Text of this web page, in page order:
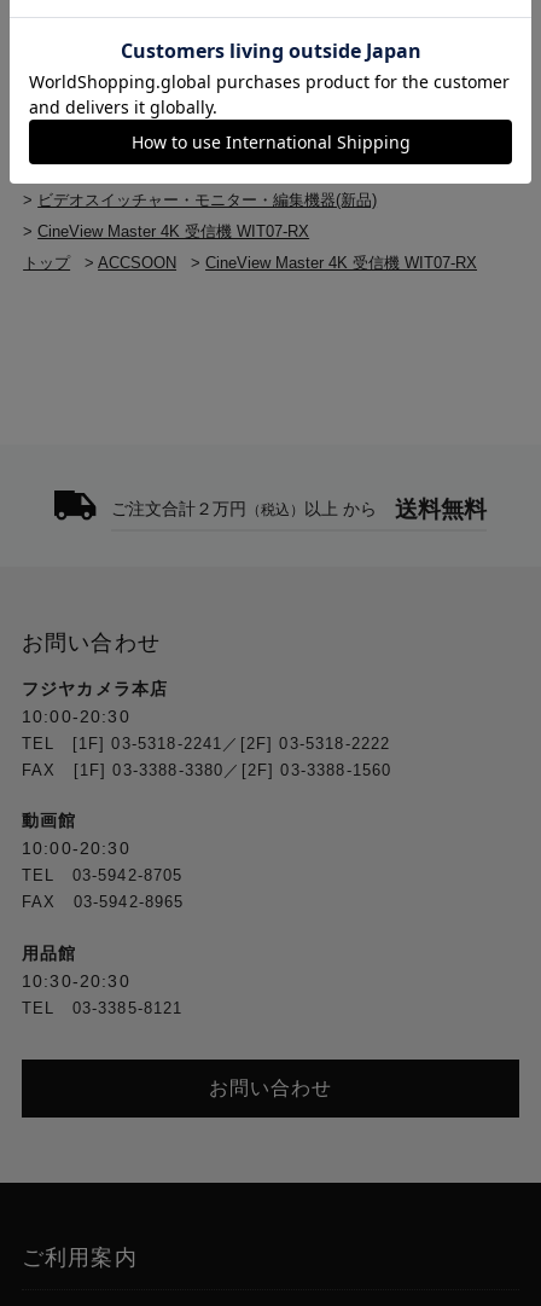
4K 60 < 35ms
※カメラ側のレイテンシを考慮せず
送信距離
2.5km以下(障害物のない見通しの良い環境で)
動作温度
-10～40℃
ビデオスイッチャー・モニター・編集機器
>ワイヤレス伝送システム・延長器
>ワイヤレス伝送システム・延長器(新品)
CineView Master 4K 受信機 WIT07-RX
トップ
>ビデオスイッチャー・モニター・編集機器
> ビデオスイッチャー・モニター・編集機器(新品)
>CineView Master 4K 受信機 WIT07-RX
トップ
>ACCSOON >CineView Master 4K 受信機 WIT07-RX
ご注文合計２万円 （税込） 以上 から 送料無料
お問い合わせ
フジヤカメラ本店
10:00-20:30
TEL [1F] 03-5318-2241／[2F] 03-5318-2222
FAX [1F] 03-3388-3380／[2F] 03-3388-1560
動画館
10:00-20:30
TEL 03-5942-8705
FAX 03-5942-8965
用品館
10:30-20:30
TEL 03-3385-8121
お問い合わせ
ご利用案内